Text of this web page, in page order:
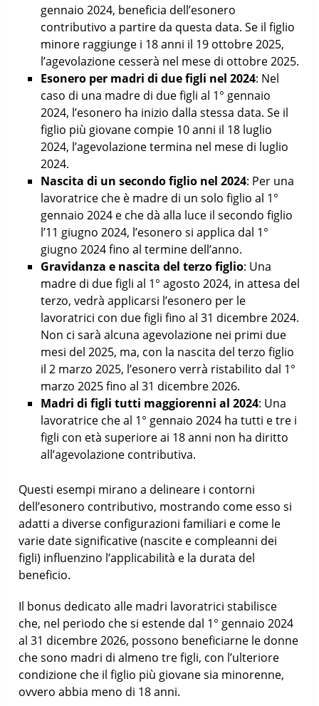
gennaio 2024, beneficia dell’esonero
contributivo a partire da questa data. Se il figlio
minore raggiunge i 18 anni il 19 ottobre 2025,
l’agevolazione cesserà nel mese di ottobre 2025.
Esonero per madri di due figli nel 2024: Nel
caso di una madre di due figli al 1° gennaio
2024, l’esonero ha inizio dalla stessa data. Se il
figlio più giovane compie 10 anni il 18 luglio
2024, l’agevolazione termina nel mese di luglio
2024.
Nascita di un secondo figlio nel 2024: Per una
lavoratrice che è madre di un solo figlio al 1°
gennaio 2024 e che dà alla luce il secondo figlio
l’11 giugno 2024, l’esonero si applica dal 1°
giugno 2024 fino al termine dell’anno.
Gravidanza e nascita del terzo figlio: Una
madre di due figli al 1° agosto 2024, in attesa del
terzo, vedrà applicarsi l’esonero per le
lavoratrici con due figli fino al 31 dicembre 2024.
Non ci sarà alcuna agevolazione nei primi due
mesi del 2025, ma, con la nascita del terzo figlio
il 2 marzo 2025, l’esonero verrà ristabilito dal 1°
marzo 2025 fino al 31 dicembre 2026.
Madri di figli tutti maggiorenni al 2024: Una
lavoratrice che al 1° gennaio 2024 ha tutti e tre i
figli con età superiore ai 18 anni non ha diritto
all’agevolazione contributiva.
Questi esempi mirano a delineare i contorni
dell’esonero contributivo, mostrando come esso si
adatti a diverse configurazioni familiari e come le
varie date significative (nascite e compleanni dei
figli) influenzino l’applicabilità e la durata del
beneficio.
Il bonus dedicato alle madri lavoratrici stabilisce
che, nel periodo che si estende dal 1° gennaio 2024
al 31 dicembre 2026, possono beneficiarne le donne
che sono madri di almeno tre figli, con l’ulteriore
condizione che il figlio più giovane sia minorenne,
ovvero abbia meno di 18 anni.